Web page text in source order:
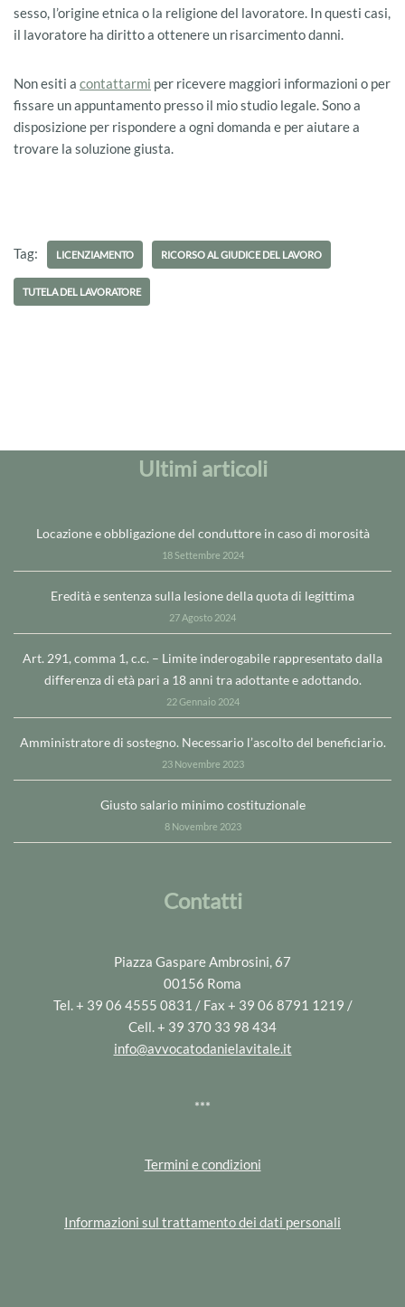
sesso, l’origine etnica o la religione del lavoratore. In questi casi,
il lavoratore ha diritto a ottenere un risarcimento danni.
Non esiti a contattarmi per ricevere maggiori informazioni o per
fissare un appuntamento presso il mio studio legale. Sono a
disposizione per rispondere a ogni domanda e per aiutare a
trovare la soluzione giusta.
Tag: LICENZIAMENTO RICORSO AL GIUDICE DEL LAVORO
TUTELA DEL LAVORATORE
Ultimi articoli
Locazione e obbligazione del conduttore in caso di morosità
18 Settembre 2024
Eredità e sentenza sulla lesione della quota di legittima
27 Agosto 2024
Art. 291, comma 1, c.c. – Limite inderogabile rappresentato dalla
differenza di età pari a 18 anni tra adottante e adottando.
22 Gennaio 2024
Amministratore di sostegno. Necessario l’ascolto del beneficiario.
23 Novembre 2023
Giusto salario minimo costituzionale
8 Novembre 2023
Contatti
Piazza Gaspare Ambrosini, 67
00156 Roma
Tel. + 39 06 4555 0831 / Fax + 39 06 8791 1219 /
Cell. + 39 370 33 98 434
info@avvocatodanielavitale.it
***
Termini e condizioni
Informazioni sul trattamento dei dati personali